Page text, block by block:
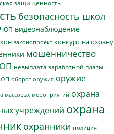
защищенность
безопасность школ
видеонаблюдение
законопроект конкурс на охрану
мошенничество
невыплата заработной платы
оборот оружия оружие
массовых мероприятий охрана
учреждений охрана
охранники полиция